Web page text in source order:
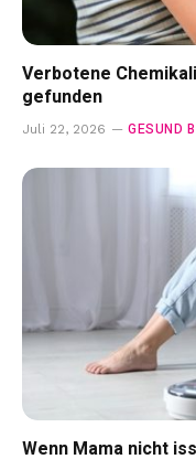
Verbotene
gefunden
Juli 22, 2026 GESUND
Wenn Mama nicht